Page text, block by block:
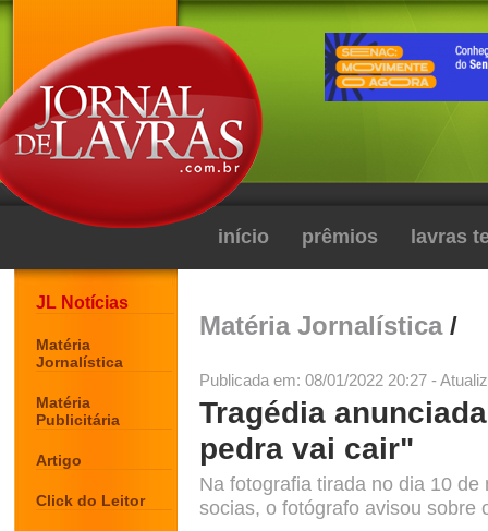
início prêmios lavras
JL Notícias
Matéria
Jornalística
Matéria
Publicitária
Artigo
Click do Leitor
Matéria Jornalística/
Publicada em: 08/01/2022 20:27 -
Tragédia
pedra vai cair"
Na fotografia tirada no dia 10
socias, o fotógrafo avisou sobre